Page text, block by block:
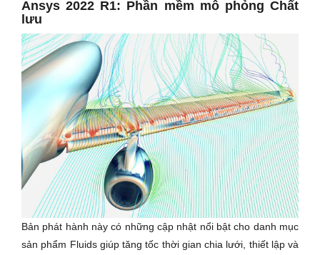
Ansys 2022 R1: Phần mềm mô phỏng Chất
lưu
Bản phát hành này có những cập nhật nổi bật cho danh mục
sản phẩm Fluids giúp tăng tốc thời gian chia lưới, thiết lập và